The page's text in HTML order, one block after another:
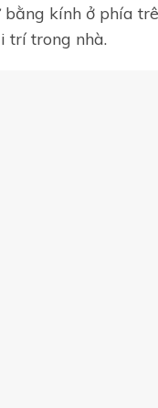
kính ở phía
trí trong nhà.